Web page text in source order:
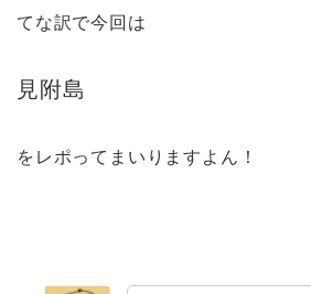
てな訳で今回は
見附島
をレポってまいりますよん！